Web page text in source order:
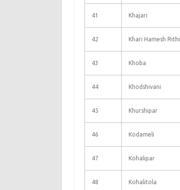
41 Khajari
42 Khari Hamesh Rithi
43 Khoba
44 Khodshivani
45 Khurshipar
46 Kodameli
47 Kohalipar
48 Kohalitola